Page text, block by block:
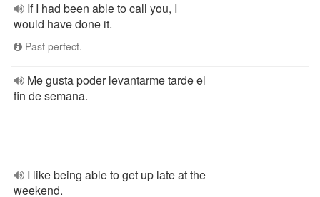
If I had been able to call you, I
would have done it.
Past perfect.
Me gusta poder levantarme tarde el
fin de semana.
I like being able to get up late at the
weekend.